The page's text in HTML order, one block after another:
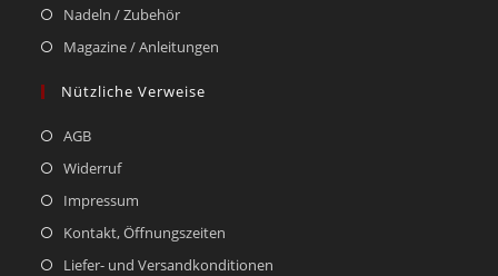
Nadeln / Zubehör
Magazine / Anleitungen
Nützliche Verweise
AGB
Widerruf
Impressum
Kontakt, Öffnungszeiten
Liefer- und Versandkonditionen